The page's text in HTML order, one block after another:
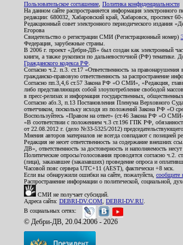
Пользовательское соглашение Политика конфиденциальности
На данном сайте распространяется информация
редакции: 680032, Хабаровский край, Хабаровск, проспект
Редакционный совет электронного периодического
Егорова
Свидетельство о регистрации СМИ (Регистрационный номер)
Федерация, зарубежные страны.
В 2006 г. проект «Дебри-ДВ» был создан как электронный
книги, а также рукописи по дальневосточной (РФ) тематике.
Гражданского кодекса РФ
Согласно ч.2. п.3. ст.17 «Ответственность за
гражданско-правовую ответственность за распространение
Согласно пп.3,4,6 ст.57 Закона РФ «О СМИ», «Редакция,
либо представляющих собой злоупотребление свободой
в пресс-релизах и информация государственных,
Согласно абз.3, п.13 Постановления Пленума Верховного
ответчиком, поскольку исходя из положений Закона РФ «О
Воспользуйтесь «Правом на ответ» (ст.46 Закона РФ «О
«В соответствии с положением ч.3 ст.196 ГПК РФ,
от 22.08.2012 г. (дело №33-5325/2012)
Мнения авторов материалов не всегда совпадают с позицией
Редакция не несет ответственность за содержание внешних
ДВ», ответственность за достоверность и наполняемость несут
Политические опросы/голосования проводятся согласно
(лица), заказавшее (заказавших) проведение опроса и
Часовой пояс сервера UTC+11 (AEST), фактически +8 мск.
Если вы обнаружили ошибки на сайте, пожалуйста, сообщите
Распространение информации о политической, социальной,
СМИ не получает субсидий.
Адреса сайта: DEBRI-DV.COM DEBRI-DV.RU
В социальных сетях:
© Дебри-ДВ, 20.04.2006 - 2026